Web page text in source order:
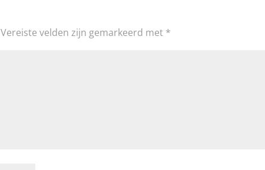
Vereiste velden zijn gemarkeerd met *